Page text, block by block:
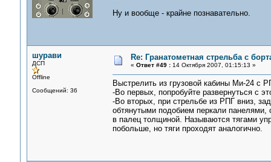
Ну и вообще - крайне познавательно.
шурави
ДСП
Offline
Сообщений: 36
Re: Гранатометная стрельба с
« Ответ #49 :14 Октября 2007, 01:15:13 »
Выстрелить из грузовой кабины Ми-24 с
-Во первых, попробуйте развернуться с
-Во вторых, при стрельбе из РПГ вниз,
обтянутыми подобием перкали панелями,
в палец толщиной. Называются тягами
побольше, но тяги проходят аналогично.